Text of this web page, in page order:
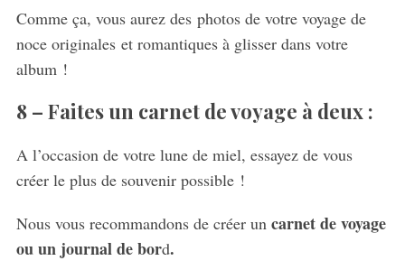
Comme ça, vous aurez des photos de votre voyage de
noce originales et romantiques à glisser dans votre
album !
8 – Faites un carnet de voyage à deux :
A l’occasion de votre lune de miel, essayez de vous
créer le plus de souvenir possible !
Nous vous recommandons de créer un carnet de voyage
ou un journal de bord.